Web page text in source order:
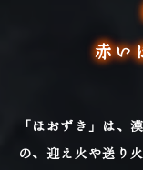
赤い
「ほおずき」は、
の、迎え火や送り